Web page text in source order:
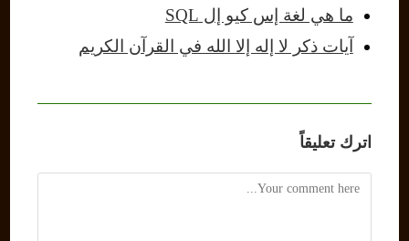
ما هي لغة إس كيو إل SQL
آيات ذكر لا إله إلا الله في القرآن الكريم
اترك تعليقاً
Comment